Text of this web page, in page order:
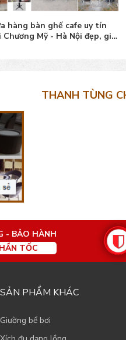
hàng bàn ghế cafe uy tín
Đan Phượng - Hà Nội đẹp,
THANH TÙNG
- BẢO HÀNH
TỐC
SẢN PHẨM KHÁC
Giường bể bơi